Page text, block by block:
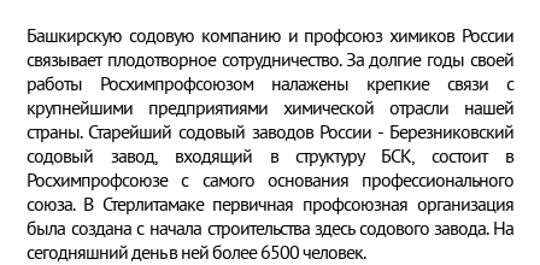
Башкирскую содовую компанию и профсоюз химиков России
связывает плодотворное сотрудничество. За долгие годы своей
работы Росхимпрофсоюзом налажены крепкие связи с
крупнейшими предприятиями химической отрасли нашей
страны. Старейший содовый заводов России - Березниковский
содовый завод, входящий в структуру БСК, состоит в
Росхимпрофсоюзе с самого основания профессионального
союза. В Стерлитамаке первичная профсоюзная организация
была создана с начала строительства здесь содового завода. На
сегодняшний день в ней более 6500 человек.